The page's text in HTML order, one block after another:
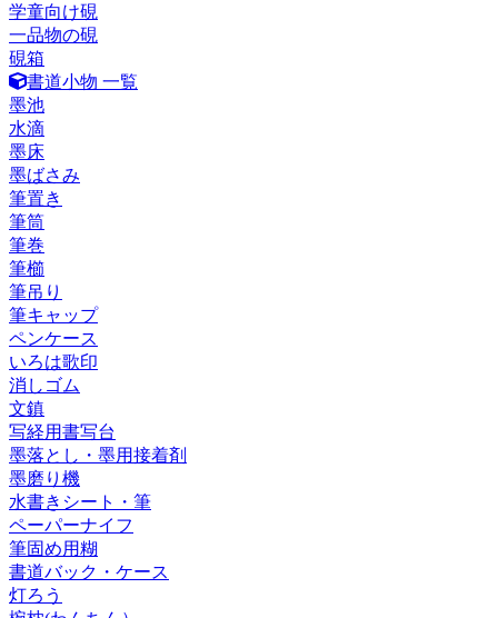
学童向け硯
一品物の硯
硯箱
書道小物 一覧
墨池
水滴
墨床
墨ばさみ
筆置き
筆筒
筆巻
筆櫛
筆吊り
筆キャップ
ペンケース
いろは歌印
消しゴム
文鎮
写経用書写台
墨落とし・墨用接着剤
墨磨り機
水書きシート・筆
ペーパーナイフ
筆固め用糊
書道バック・ケース
灯ろう